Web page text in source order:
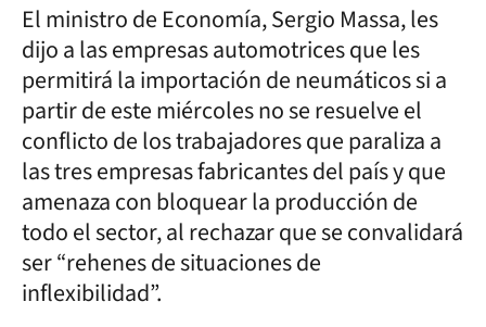
El ministro de Economía, Sergio Massa, les
dijo a las empresas automotrices que les
permitirá la importación de neumáticos si a
partir de este miércoles no se resuelve el
conflicto de los trabajadores que paraliza a
las tres empresas fabricantes del país y que
amenaza con bloquear la producción de
todo el sector, al rechazar que se convalidará
ser “rehenes de situaciones de
inflexibilidad”.